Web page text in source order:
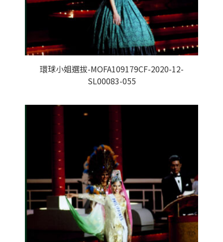
環球小姐選拔-MOFA109179CF-2020-12-
SL00083-055